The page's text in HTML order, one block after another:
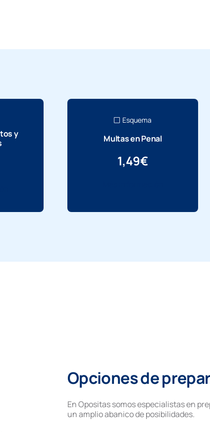
y
Esquema
Multas en Penal
1,49€
Opciones de
En Opositas somos especialistas en
un amplio abanico de posibilidades.